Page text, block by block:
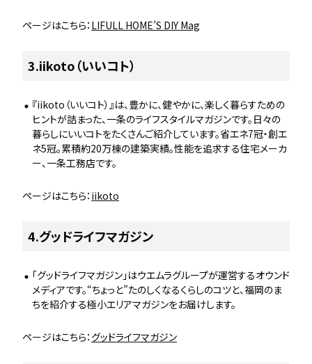
ページはこちら： LIFULL HOME’S DIY Mag
3.iikoto（いいコト）
『iikoto（いいコト）』は、豊かに、健やかに、楽しく暮らすための
ヒントが詰まった、一条のライフスタイルマガジンです。日々の
暮らしにいいコトをたくさんご紹介しています。省エネ7冠・創エ
ネ5冠。累積約20万棟の建築実績。性能を追求する住宅メーカ
ー、一条工務店です。
ページはこちら： iikoto
4.グッドライフマガジン
「グッドライフマガジン」はウエムラグループが運営するオウンド
メディアです。“ちょっと”たのしくなるくらしのコツと、福岡のま
ちを紹介する極小エリアマガジンをお届けします。
ページはこちら： グッドライフマガジン